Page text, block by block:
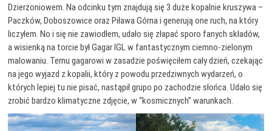
Dzierżoniowem. Na odcinku tym znajdują się 3 duże kopalnie kruszywa –
Paczków, Doboszowice oraz Piława Górna i generują one ruch, na który
liczyłem. No i się nie zawiodłem, udało się złapać sporo fanych składów,
a wisienką na torcie był Gagar IGL w fantastycznym ciemno-zielonym
malowaniu. Temu gagarowi w zasadzie poświęciłem cały dzień, czekając
na jego wyjazd z kopalii, który z powodu przedziwnych wydarzeń, o
których lepiej tu nie pisać, nastąpił grupo po zachodzie słońca. Udało się
zrobić bardzo klimatyczne zdjęcie, w “kosmicznych” warunkach.